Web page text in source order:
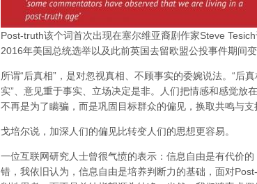
Post-truth该个词首次出现在塞尔维亚裔剧作家Steve
2016年美国总统选举以及此前英国去留欧盟公投事件期间变
所谓“后真相”，是对忽视真相、不顾事实的委婉说法。“后
实”、意见重于事实、立场决定是非。人们把情感和感觉放
不再是为了瞒骗，而是巩固目标群众的偏见，换取共鸣与
戈培尔说，加深人们的偏见比转变人们的思想更容易。
一位互联网研究人士曾很气愤的表示：信息自由是有代价
错，我依旧认为，信息自由是培养判断力的基础，面对